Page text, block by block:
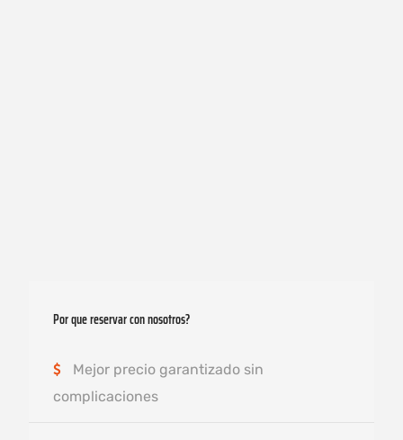
Por que reservar con nosotros?
Mejor precio garantizado sin
complicaciones